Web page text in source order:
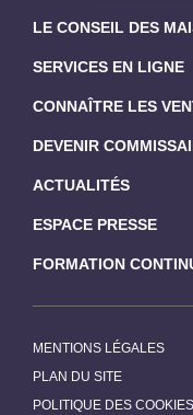
LE CONSEIL DES
SERVICES EN LIGNE
CONNAÎTRE LES
DEVENIR
ACTUALITÉS
ESPACE PRESSE
FORMATION
MENTIONS LÉGALES
PLAN DU SITE
POLITIQUE DES COOKIES